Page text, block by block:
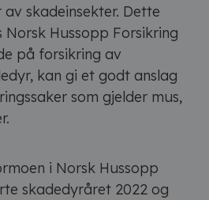
skadeinsekter. Dette
Norsk Hussopp Forsikring
på forsikring av
kan gi et godt anslag
som gjelder mus,
i Norsk Hussopp
skadedyråret 2022 og